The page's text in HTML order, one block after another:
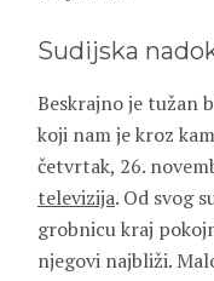
Sudijska
Beskrajno je tužan
koji nam je kroz
četvrtak, 26.
televizija. Od svog
grobnicu kraj
njegovi najbliži.